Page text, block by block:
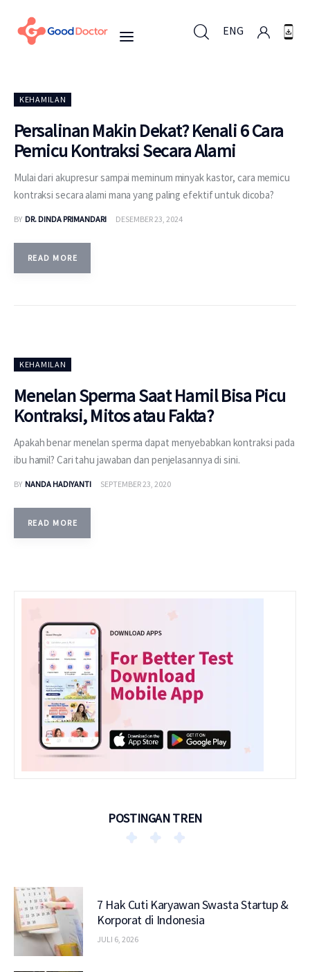
ENG
Untuk Bisnis
Untuk Anda
Mengapa Good Doctor
Berita
KEHAMILAN
Persalinan Makin Dekat? Kenali 6 Cara
Pemicu Kontraksi Secara Alami
Mulai dari akupresur sampai meminum minyak kastor, cara memicu
kontraksi secara alami mana yang paling efektif untuk dicoba?
BY DR. DINDA PRIMANDARI DESEMBER 23, 2024
READ MORE
KEHAMILAN
Menelan Sperma Saat Hamil Bisa Picu
Kontraksi, Mitos atau Fakta?
Apakah benar menelan sperma dapat menyebabkan kontraksi pada
ibu hamil? Cari tahu jawaban dan penjelasannya di sini.
BY NANDA HADIYANTI SEPTEMBER 23, 2020
READ MORE
POSTINGAN TREN
7 Hak Cuti Karyawan Swasta Startup &
Korporat di Indonesia
JULI 6, 2026